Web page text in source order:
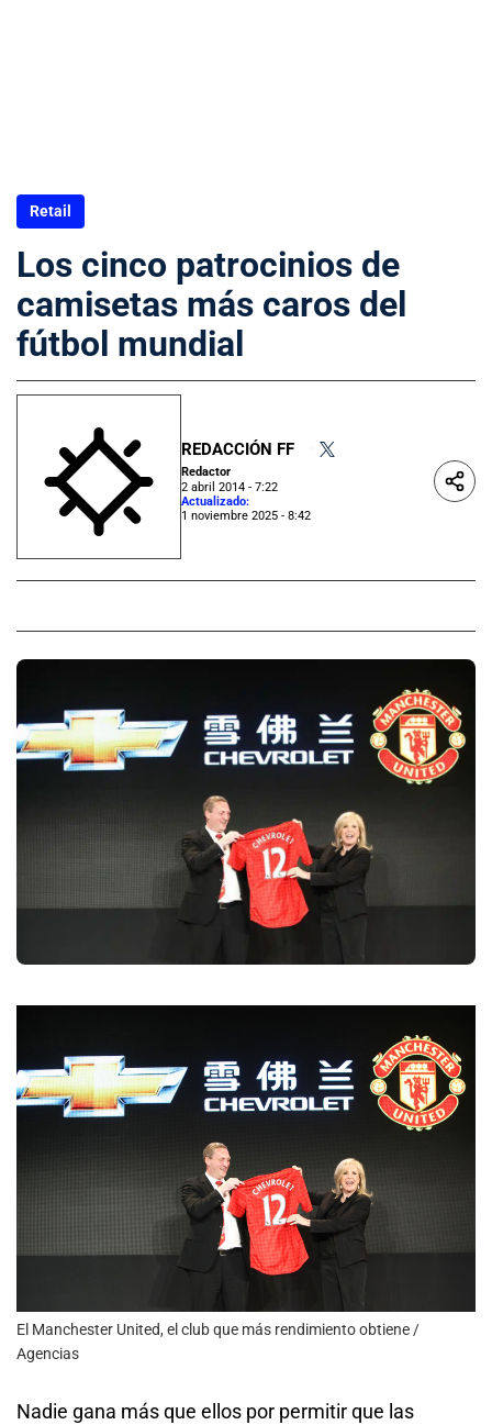
Retail
Los cinco patrocinios de
camisetas más caros del
fútbol mundial
REDACCIÓN FF
Redactor
2 abril 2014 - 7:22
Actualizado:
1 noviembre 2025 - 8:42
El Manchester United, el club que más rendimiento obtiene /
Agencias
Nadie gana más que ellos por permitir que las